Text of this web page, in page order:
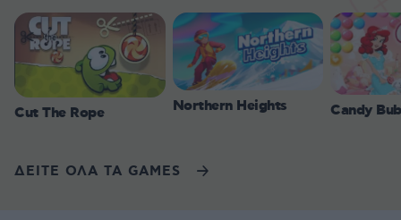
Cut The Rope Northern Heights Candy
ΔΕΙΤΕ ΟΛΑ ΤΑ GAMES